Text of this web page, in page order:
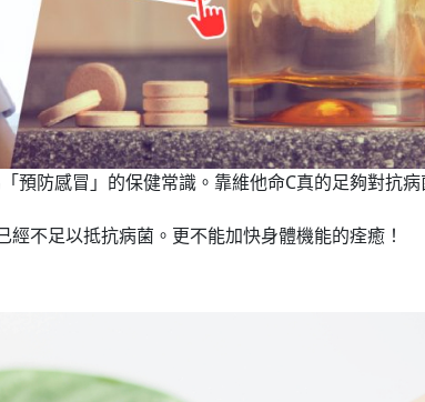
預防感冒」的保健常識。靠維他命C真的足夠對抗
不足以抵抗病菌。更不能加快身體機能的痊癒！